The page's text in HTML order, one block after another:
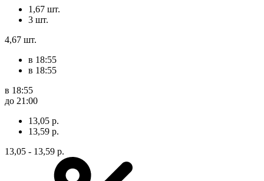
1,67 шт.
3 шт.
4,67 шт.
в 18:55
в 18:55
в 18:55
до 21:00
13,05 р.
13,59 р.
13,05 - 13,59 р.